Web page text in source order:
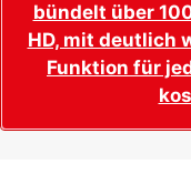
bündelt über
HD, mit deutlich
Funktion für